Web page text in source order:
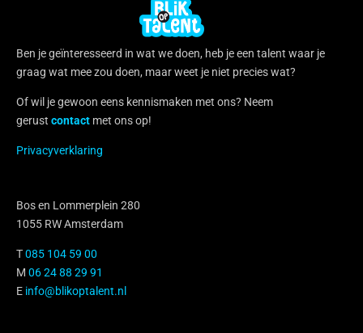
Ben je geïnteresseerd in wat we doen, heb je een talent waar je
graag wat mee zou doen, maar weet je niet precies wat?
Of wil je gewoon eens kennismaken met ons? Neem
gerust contact met ons op!
Privacyverklaring
Bos en Lommerplein 280
1055 RW Amsterdam
T085 104 59 00
M 06 24 88 29 91
E info@blikoptalent.nl